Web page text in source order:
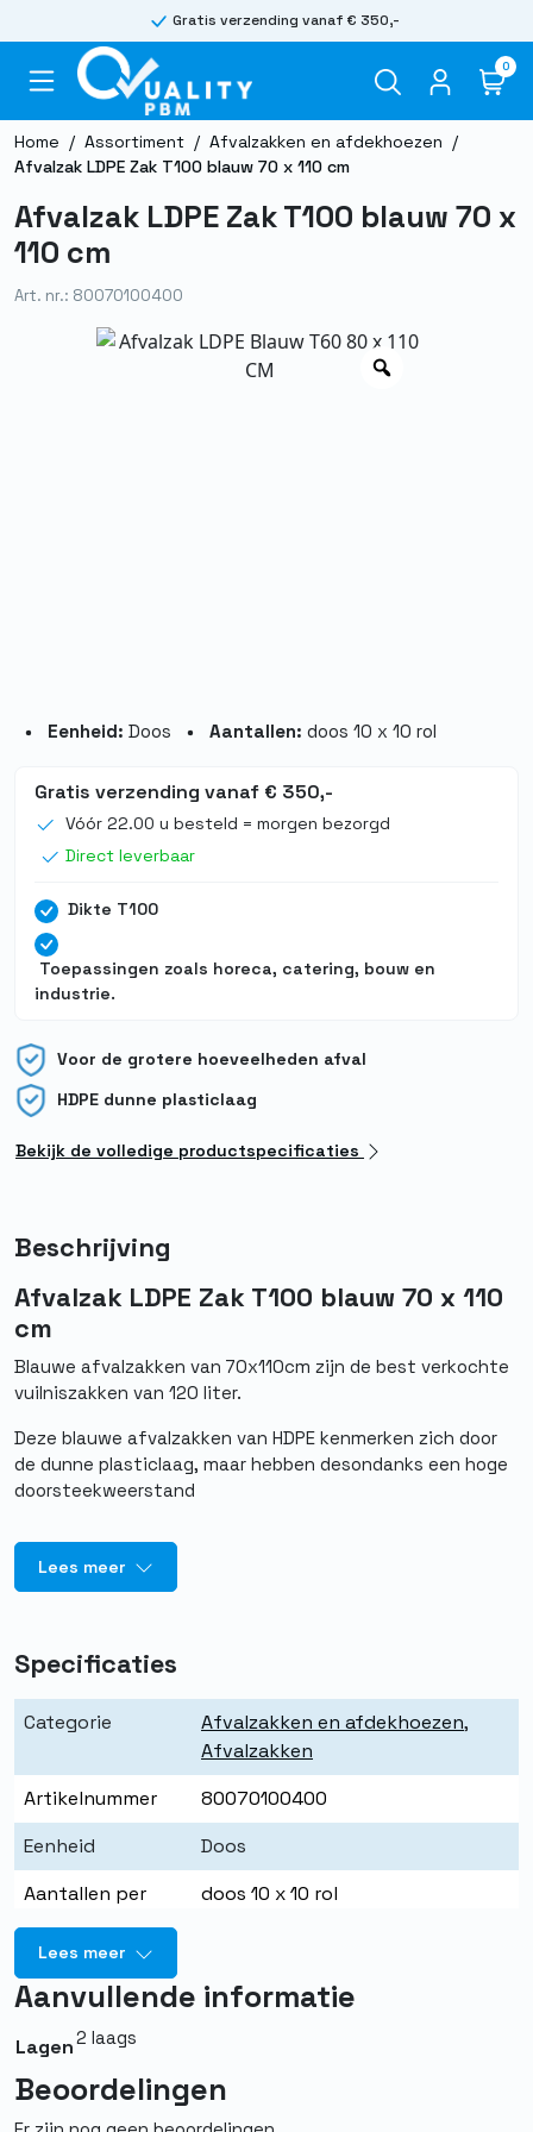
Gratis verzending vanaf € 350,-
0
Home / Assortiment / Afvalzakken en afdekhoezen /
Afvalzak LDPE Zak T100 blauw 70 x 110 cm
Afvalzak LDPE Zak T100 blauw 70 x
110 cm
Art. nr.: 80070100400
Eenheid: Doos Aantallen: doos 10 x 10 rol
Gratis verzending vanaf € 350,-
Vóór 22.00 u besteld = morgen bezorgd
Direct leverbaar
Dikte T100
Toepassingen zoals horeca, catering, bouw en
industrie.
Voor de grotere hoeveelheden afval
HDPE dunne plasticlaag
Bekijk de volledige productspecificaties
Beschrijving
Afvalzak LDPE Zak T100 blauw 70 x 110
cm
Blauwe afvalzakken van 70x110cm zijn de best verkochte
vuilniszakken van 120 liter.
Deze blauwe afvalzakken van HDPE kenmerken zich door
de dunne plasticlaag, maar hebben desondanks een hoge
doorsteekweerstand
Lees meer
Specificaties
Categorie Afvalzakken en afdekhoezen,
Afvalzakken
Artikelnummer
80070100400
Eenheid
Doos
Aantallen per
eenheid
doos 10 x 10 rol
Aantal per rol
Lees meer
Aanvullende informatie
Lagen2 laags
Beoordelingen